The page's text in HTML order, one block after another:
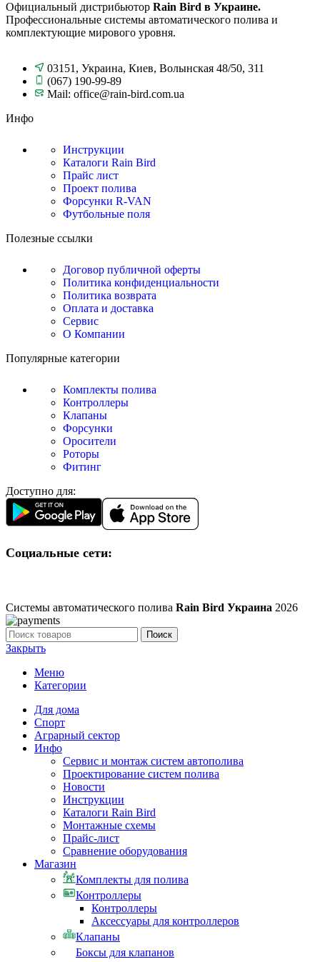
Официальный дистрибьютор Rain Bird в Украине.
Профессиональные системы автоматического полива и
комплектующие мирового уровня.
03151, Украина, Киев, Волынская 48/50, 311
(067) 190-99-89
Mail: office@rain-bird.com.ua
Инфо
Инструкции
Каталоги Rain Bird
Прайс лист
Проект полива
Форсунки R-VAN
Футбольные поля
Полезные ссылки
Договор публичной оферты
Политика конфиденциальности
Политика возврата
Оплата и доставка
Сервис
О Компании
Популярные категории
Комплекты полива
Контроллеры
Клапаны
Форсунки
Оросители
Роторы
Фитинг
Доступно для:
Социальные сети:
Системы автоматического полива Rain Bird Украина 2026
Поиск
Закрыть
Меню
Категории
Для дома
Спорт
Аграрный сектор
Инфо
Сервис и монтаж систем автополива
Проектирование систем полива
Новости
Инструкции
Каталоги Rain Bird
Монтажные схемы
Прайс-лист
Сравнение оборудования
Магазин
Комплекты для полива
Контроллеры
Контроллеры
Аксессуары для контроллеров
Клапаны
Боксы для клапанов